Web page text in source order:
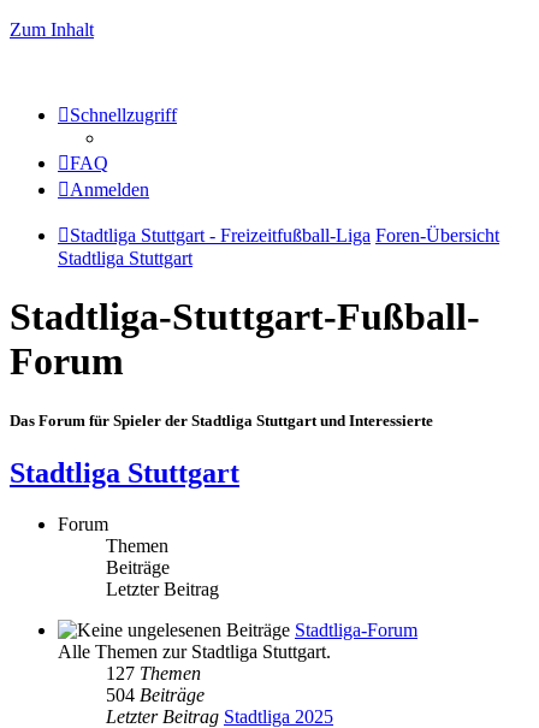
Zum Inhalt
Schnellzugriff
FAQ
Anmelden
Stadtliga Stuttgart - Freizeitfußball-Liga Foren-Übersicht
Stadtliga Stuttgart
Stadtliga-Stuttgart-Fußball-
Forum
Das Forum für Spieler der Stadtliga Stuttgart und Interessierte
Stadtliga Stuttgart
Forum
Themen
Beiträge
Letzter Beitrag
Stadtliga-Forum
Alle Themen zur Stadtliga Stuttgart.
127 Themen
504 Beiträge
Letzter Beitrag Stadtliga 2025